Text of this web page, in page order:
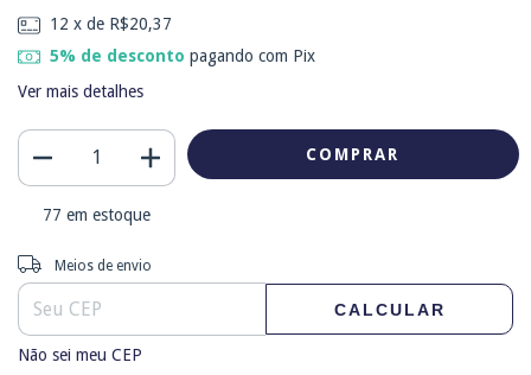
12 x de R$20,37
5% de desconto pagando com Pix
Ver mais detalhes
77 em estoque
Entregas para o CEP:
Meios de envio
CALCULAR
Não sei meu CEP